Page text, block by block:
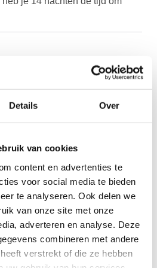
Details Over
van cookies
content en advertenties te
voor social media te bieden
te analyseren. Ook delen we
van onze site met onze
adverteren en analyse. Deze
combineren met andere
verstrekt of die ze hebben
Hoofdkussens
hoofdkussens zijn
hoofdkussen is vaak voorzien van
Over: Silvana Support
Support: Ondersteuning van
nekwervels is cruciaal: Woelen,
niet uitgerust wakker worden:
Nederlanders slapen slecht
klachten